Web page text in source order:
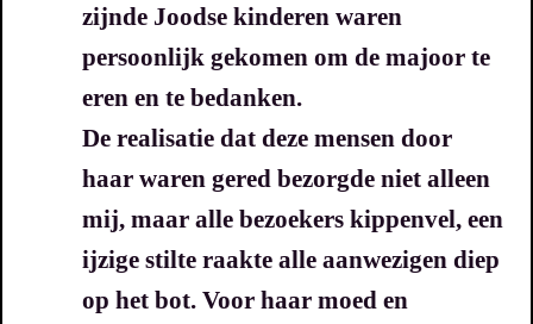
zijnde Joodse kinderen waren
persoonlijk gekomen om de majoor te
eren en te bedanken.
De realisatie dat deze mensen door
haar waren gered bezorgde niet alleen
mij, maar alle bezoekers kippenvel, een
ijzige stilte raakte alle aanwezigen diep
op het bot. Voor haar moed en